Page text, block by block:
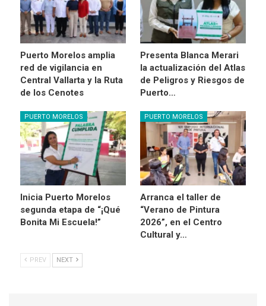
Puerto Morelos amplia
red de vigilancia en
Central Vallarta y la Ruta
de los Cenotes
Presenta Blanca Merari
la actualización del Atlas
de Peligros y Riesgos de
Puerto…
PUERTO MORELOS
Inicia Puerto Morelos
segunda etapa de “¡Qué
Bonita Mi Escuela!”
PUERTO MORELOS
Arranca el taller de
“Verano de Pintura
2026”, en el Centro
Cultural y…
PREV NEXT